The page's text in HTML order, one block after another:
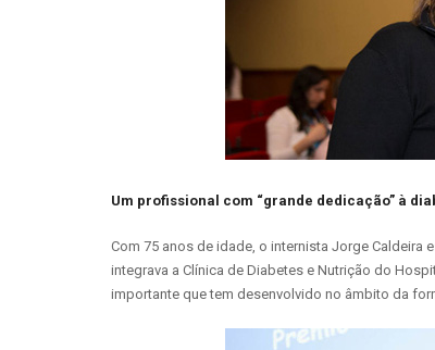
Um profissional com “grande dedicação” à
Com 75 anos de idade, o internista Jorge Caldeira
integrava a Clínica de Diabetes e Nutrição do
importante que tem desenvolvido no âmbito da